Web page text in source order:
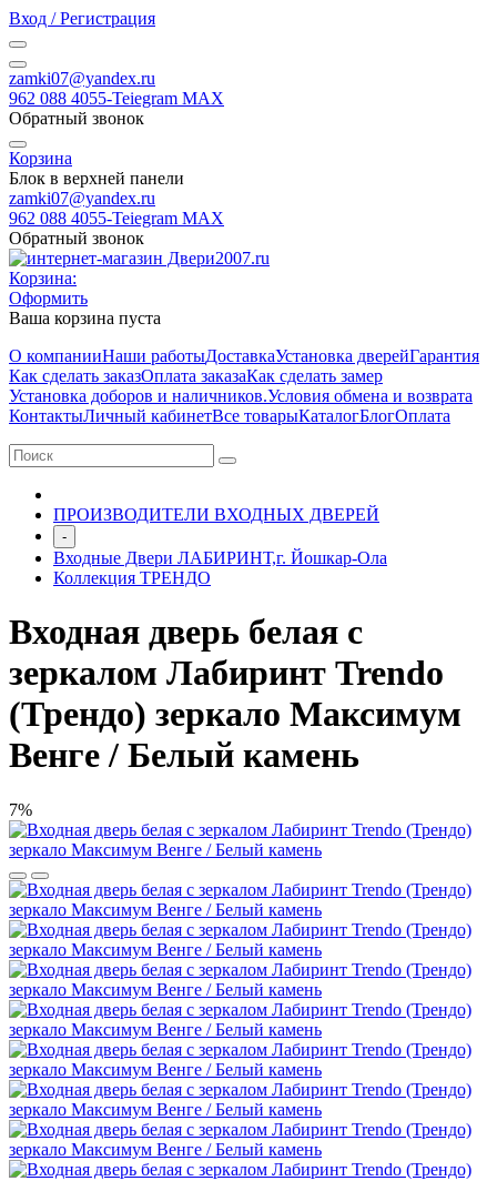
Вход / Регистрация
zamki07@yandex.ru
962 088 4055-Teiegram МАХ
Обратный звонок
Корзина
Блок в верхней панели
zamki07@yandex.ru
962 088 4055-Teiegram МАХ
Обратный звонок
Корзина:
Оформить
Ваша корзина пуста
О компанииНаши работыДоставкаУстановка дверейГарантия
Как сделать заказОплата заказаКак сделать замер
Установка доборов и наличников.Условия обмена и возврата
КонтактыЛичный кабинетВсе товарыКаталогБлогОплата
ПРОИЗВОДИТЕЛИ ВХОДНЫХ ДВЕРЕЙ
-
Входные Двери ЛАБИРИНТ,г. Йошкар-Ола
Коллекция ТРЕНДО
Входная дверь белая с
зеркалом Лабиринт Trendo
(Трендо) зеркало Максимум
Венге / Белый камень
7%